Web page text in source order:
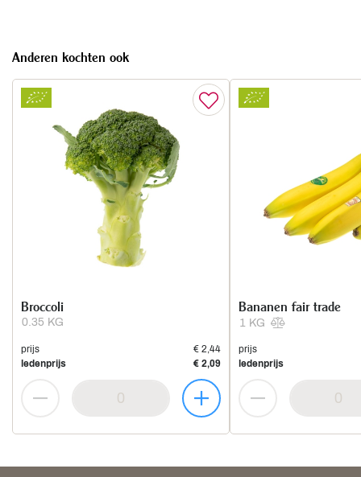
Anderen kochten ook
0.35 KG
Broccoli
prijs
€ 2,44
ledenprijs
€ 2,09
1 KG
Bananen fair trade
prijs
ledenprijs